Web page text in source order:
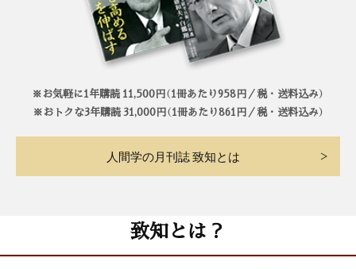
※お気軽に1年購読 11,500円（1冊あたり958円／税・送料込み）
※おトクな3年購読 31,000円（1冊あたり861円／税・送料込み）
人間学の月刊誌 致知とは
致知とは？